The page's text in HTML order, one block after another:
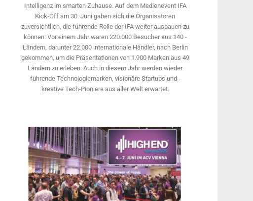
Intelligenz im smarten Zuhause. Auf dem Medien­event IFA
Kick-Off am 30. Juni gaben sich die Organisatoren
zuversichtlich, die führende Rolle der IFA weiter ausbauen zu
können. Vor einem Jahr ­waren 220.000 Besucher aus 140 ­
Ländern, ­darunter 22.000 internationale Händler, nach Berlin
gekommen, um die Präsen­tationen von 1.900 Marken aus 49
Ländern zu erleben. Auch in diesem Jahr werden wieder
führende Technologiemarken, visionäre Startups und ­
kreative Tech-Pioniere aus aller Welt erwartet.